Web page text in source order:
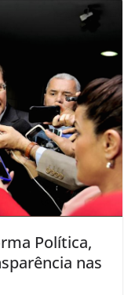
Política,
nas